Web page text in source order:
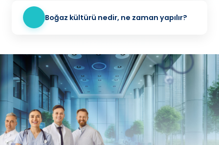
Boğaz kültürü nedir, ne zaman yapılır?